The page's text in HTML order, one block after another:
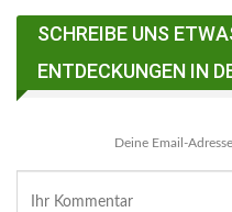
SCHREIBE UNS
ENTDECKUNGEN IN
Deine Email-